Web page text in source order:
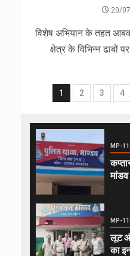
20/
विशेष अभियान के तहत
क्षेत्र के विभिन्न ढाबों
1 2 3 4
MP-11
MP-11
लूट
का